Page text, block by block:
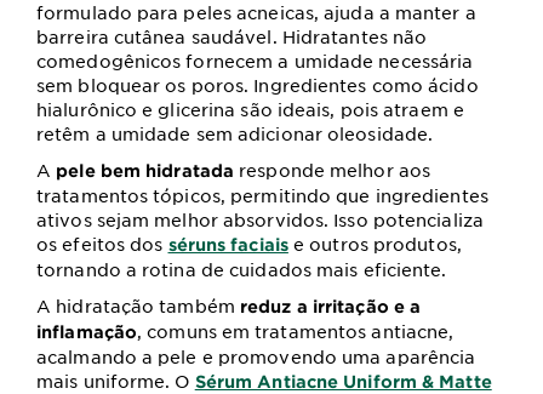
formulado para peles acneicas, ajuda a manter a
barreira cutânea saudável. Hidratantes não
comedogênicos fornecem a umidade necessária
sem bloquear os poros. Ingredientes como ácido
hialurônico e glicerina são ideais, pois atraem e
retêm a umidade sem adicionar oleosidade.
A pele bem hidratada responde melhor aos
tratamentos tópicos, permitindo que ingredientes
ativos sejam melhor absorvidos. Isso potencializa
os efeitos dos séruns faciaise outros produtos,
tornando a rotina de cuidados mais eficiente.
A hidratação também reduz a irritação e a
inflamação, comuns em tratamentos antiacne,
acalmando a pele e promovendo uma aparência
mais uniforme. O Sérum Antiacne Uniform & Matte